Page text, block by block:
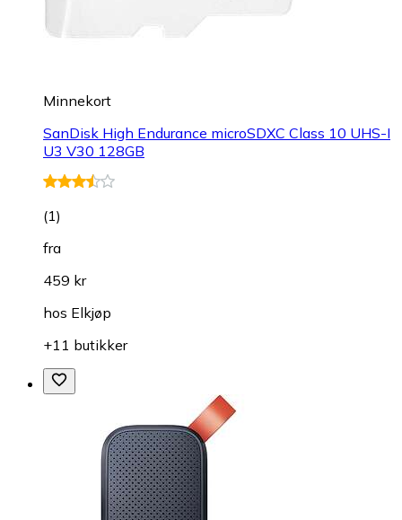
Minnekort
SanDisk High Endurance microSDXC Class 10 UHS-I
U3 V30 128GB
(1)
fra
459 kr
hos Elkjøp
+11 butikker